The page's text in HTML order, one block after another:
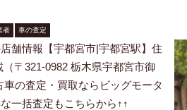
者 車の査定
舗情報【宇都宮市|宇都宮駅】住
〒321-0982 栃木県宇都宮市御
の査定・買取ならビッグモータ
一括査定もこちらから↑↑